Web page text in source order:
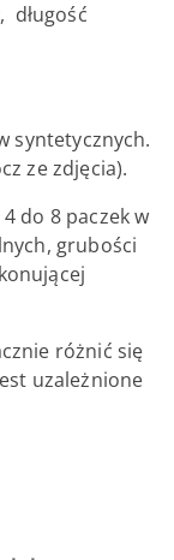
długość
syntetycznych.
ze zdjęcia).
do 8 paczek w
grubości
różnić się
uzależnione